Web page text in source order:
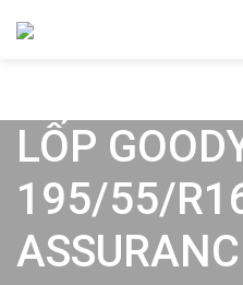
LỐP
195/55/